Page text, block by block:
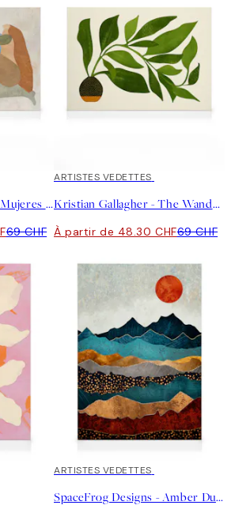
Berenice Hernandez - Mujeres Montana Toile
69 CHF
30%*
ARTISTES VEDETTES
Kristian Gallagher - The Wanderer Toile
À partir de 48.30 CHF69 CHF
30%*
ARTISTES VEDETTES
SpaceFrog Designs - Amber Dusk Toile